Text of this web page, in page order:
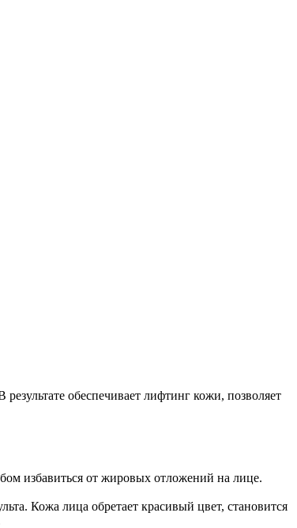
обеспечивает лифтинг кожи, позволяет
избавиться от жировых отложений на лице.
Кожа лица обретает красивый цвет, становится